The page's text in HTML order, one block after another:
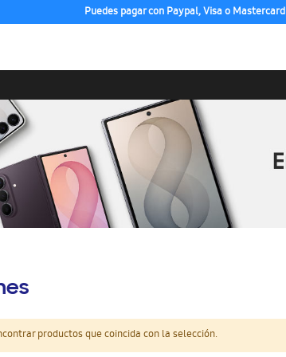
Puedes pagar con Paypal, Visa o Mastercard
productos que coincida con la selección.